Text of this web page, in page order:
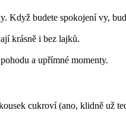
Když budete spokojení vy,
krásně i bez lajků.
a upřímné momenty.
cukroví (ano, klidně už